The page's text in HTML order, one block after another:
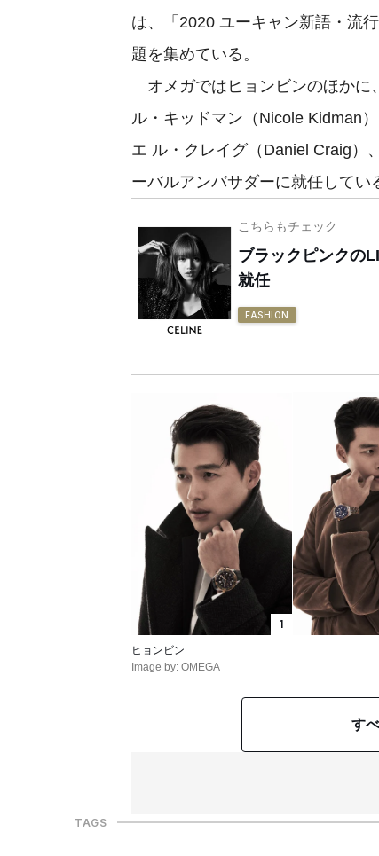
は、「2020 ユーキャン新語・流
題を集めている。
オメガではヒョンビンのほかに
ル・キッドマン（Nicole Kidman
エ ル・クレイグ（Daniel Craig）
ーバルアンバサダーに就任してい
こちらもチェック
ブラックピンクの
就任
FASHION
1
ヒョンビン
Image by: OMEGA
す
TAGS